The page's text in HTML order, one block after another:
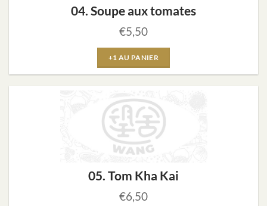
04. Soupe aux tomates
€5,50
+1 AU PANIER
05. Tom Kha Kai
€6,50